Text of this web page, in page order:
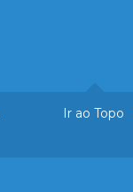
Ir ao Topo